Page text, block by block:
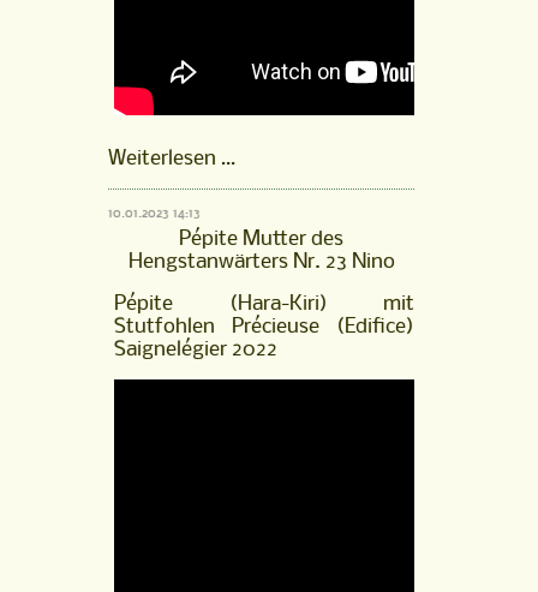
Weiterlesen …Hengstfohlen
Neverland
aus
der
Pépite
(Hara-
Kiri),
Saignelégier
2021
10.01.2023 14:13
Pépite Mutter des
Hengstanwärters Nr. 23 Nino
Pépite (Hara-Kiri) mit
Stutfohlen Précieuse (Edifice)
Saignelégier 2022